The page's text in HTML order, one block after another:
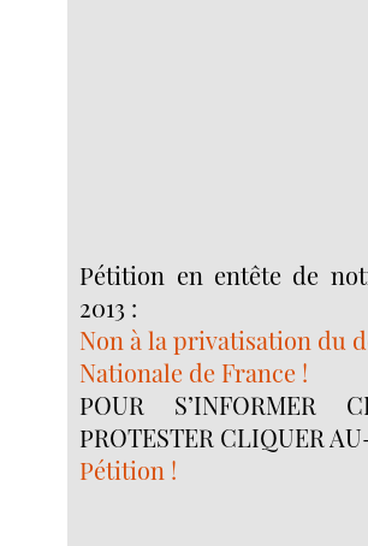
Pétition en entête de
2013 :
Non à la privatisation du
Nationale de France !
POUR S’INFORMER
PROTESTER CLIQUER
Pétition !